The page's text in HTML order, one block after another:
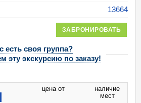
13664
ЗАБРОНИРОВАТЬ
есть своя группа?
эту экскурсию по заказу!
цена от
наличие
мест